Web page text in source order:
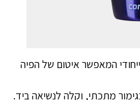
כוס שתייה עם מכסה SnapSeal ייחודי המאפשר איטום של הפיה
מתכתי, וקלה לנשיאה ביד.